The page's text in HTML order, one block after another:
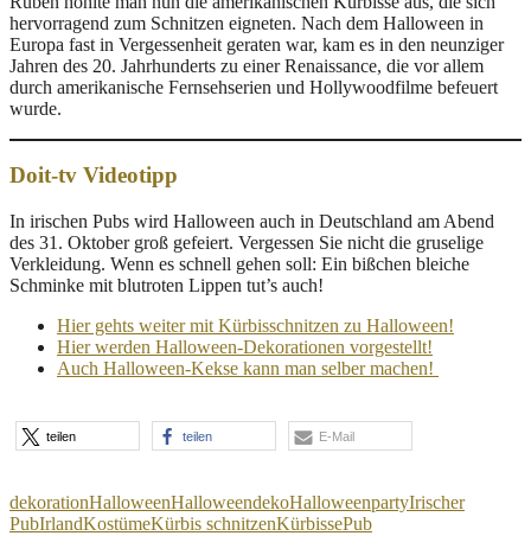
hervorragend zum Schnitzen eigneten. Nach dem Halloween in
Europa fast in Vergessenheit geraten war, kam es in den neunziger
Jahren des 20. Jahrhunderts zu einer Renaissance, die vor allem
durch amerikanische Fernsehserien und Hollywoodfilme befeuert
wurde.
Doit-tv Videotipp
In irischen Pubs wird Halloween auch in Deutschland am Abend
des 31. Oktober groß gefeiert. Vergessen Sie nicht die gruselige
Verkleidung. Wenn es schnell gehen soll: Ein bißchen bleiche
Schminke mit blutroten Lippen tut’s auch!
Hier gehts weiter mit Kürbisschnitzen zu Halloween!
Hier werden Halloween-Dekorationen vorgestellt!
Auch Halloween-Kekse kann man selber machen!
teilen teilen E-Mail
dekorationHalloweenHalloweendekoHalloweenpartyIrischer
PubIrlandKostümeKürbis schnitzenKürbissePub